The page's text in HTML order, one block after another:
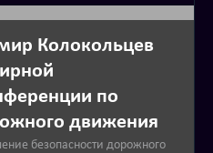
Колокольцев
по
движения
безопасности дорожного